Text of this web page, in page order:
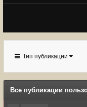
Тип публикации
Все публикации